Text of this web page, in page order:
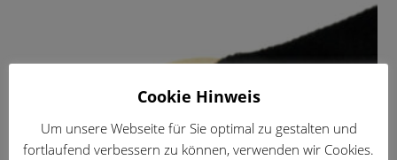
Cookie Hinweis
Um unsere Webseite für Sie optimal zu gestalten und
fortlaufend verbessern zu können, verwenden wir Cookies.